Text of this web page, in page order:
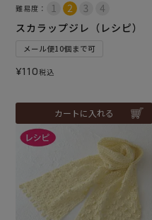
難易度：
スカラップジレ（レシピ）
メール便10個まで可
¥110税込
カートに入れる